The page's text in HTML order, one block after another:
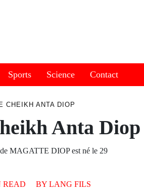
Sports Science Contact
CHEIKH ANTA DIOP
Anta Diop
MAGATTE DIOP est né le 29
BY LANG FILS
READ